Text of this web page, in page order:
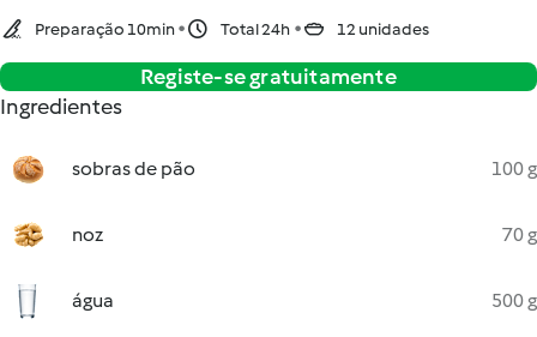
Preparação 10min Total 24h 12 unidades
Registe-se gratuitamente
Ingredientes
sobras de pão 100 g
noz 70 g
água 500 g